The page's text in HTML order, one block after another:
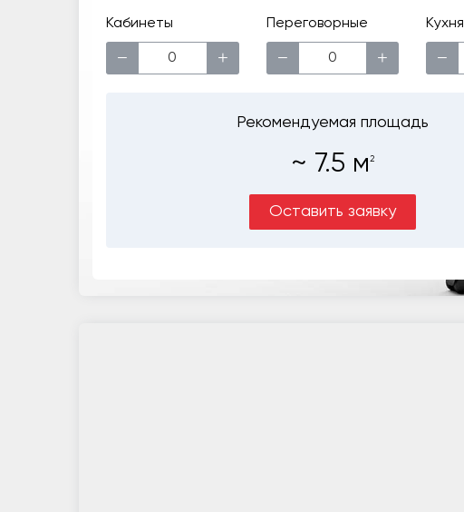
Кабинеты
− +
Переговорные
− +
Кухня
−
Рекомендуемая площадь
~ 7.5 м 2
Оставить заявку